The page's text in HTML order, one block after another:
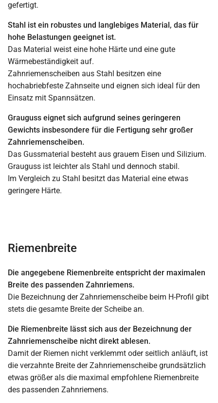
gefertigt.
Stahl ist ein robustes und langlebiges Material, das für
hohe Belastungen geeignet ist.
Das Material weist eine hohe Härte und eine gute
Wärmebeständigkeit auf.
Zahnriemenscheiben aus Stahl besitzen eine
hochabriebfeste Zahnseite und eignen sich ideal für den
Einsatz mit Spannsätzen.
Grauguss eignet sich aufgrund seines geringeren
Gewichts insbesondere für die Fertigung sehr großer
Zahnriemenscheiben.
Das Gussmaterial besteht aus grauem Eisen und Silizium.
Grauguss ist leichter als Stahl und dennoch stabil.
Im Vergleich zu Stahl besitzt das Material eine etwas
geringere Härte.
Riemenbreite
Die angegebene Riemenbreite entspricht der maximalen
Breite des passenden Zahnriemens.
Die Bezeichnung der Zahnriemenscheibe beim H-Profil gibt
stets die gesamte Breite der Scheibe an.
Die Riemenbreite lässt sich aus der Bezeichnung der
Zahnriemenscheibe nicht direkt ablesen.
Damit der Riemen nicht verklemmt oder seitlich anläuft, ist
die verzahnte Breite der Zahnriemenscheibe grundsätzlich
etwas größer als die maximal empfohlene Riemenbreite
des passenden Zahnriemens.